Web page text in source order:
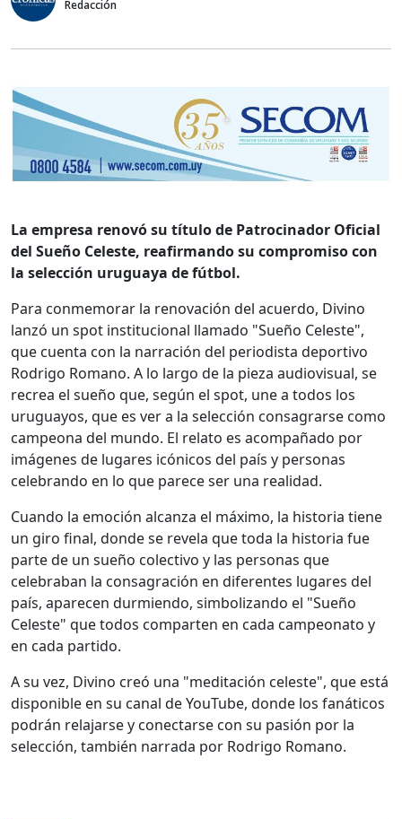
Redacción
La empresa renovó su título de Patrocinador Oficial
del Sueño Celeste, reafirmando su compromiso con
la selección uruguaya de fútbol.
Para conmemorar la renovación del acuerdo, Divino
lanzó un spot institucional llamado "Sueño Celeste",
que cuenta con la narración del periodista deportivo
Rodrigo Romano. A lo largo de la pieza audiovisual, se
recrea el sueño que, según el spot, une a todos los
uruguayos, que es ver a la selección consagrarse como
campeona del mundo. El relato es acompañado por
imágenes de lugares icónicos del país y personas
celebrando en lo que parece ser una realidad.
Cuando la emoción alcanza el máximo, la historia tiene
un giro final, donde se revela que toda la historia fue
parte de un sueño colectivo y las personas que
celebraban la consagración en diferentes lugares del
país, aparecen durmiendo, simbolizando el "Sueño
Celeste" que todos comparten en cada campeonato y
en cada partido.
A su vez, Divino creó una "meditación celeste", que está
disponible en su canal de YouTube, donde los fanáticos
podrán relajarse y conectarse con su pasión por la
selección, también narrada por Rodrigo Romano.